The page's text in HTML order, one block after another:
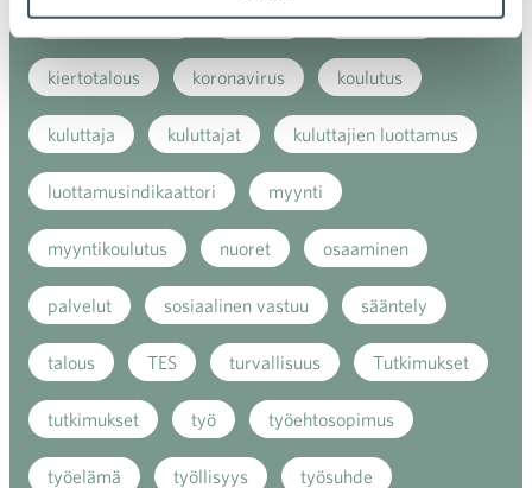
kaupan näkymät kauppa kemikaalit
kiertotalous koronavirus koulutus
kuluttaja kuluttajat kuluttajien luottamus
luottamusindikaattori myynti
myyntikoulutus nuoret osaaminen
palvelut sosiaalinen vastuu sääntely
talous TES turvallisuus Tutkimukset
tutkimukset työ työehtosopimus
työelämä työllisyys työsuhde